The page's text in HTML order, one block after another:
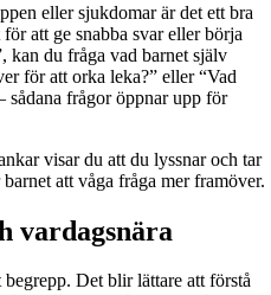
eller sjukdomar är det ett bra
att ge snabba svar eller börja
kan du fråga vad barnet själv
för att orka leka?” eller “Vad
sådana frågor öppnar upp för
visar du att du lyssnar och tar
att våga fråga mer framöver.
vardagsnära
Det blir lättare att förstå